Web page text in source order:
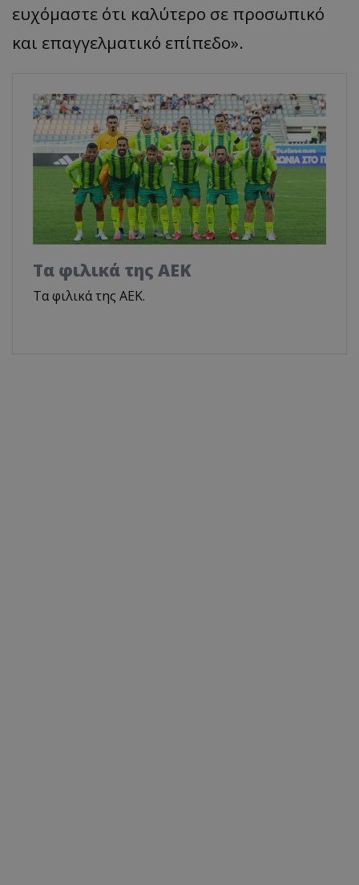
ευχόμαστε ότι καλύτερο σε προσωπικό
και επαγγελματικό επίπεδο».
Τα φιλικά της ΑΕΚ
Τα φιλικά της ΑΕΚ.